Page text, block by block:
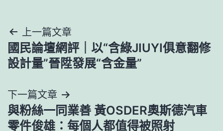
文
章
覽
上一篇文章
國民論壇網評｜以“含綠JIUYI俱意翻修
設計量”晉陞發展“含金量”
下一篇文章
與粉絲一同業善 黃OSDER奧斯德汽車
零件俊雄：每個人都值得被照射